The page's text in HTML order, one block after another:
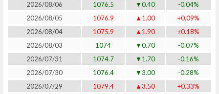
2026/08/06
1076.5 ▼0.40
-0.04%
2026/08/05
1076.9 ▲1.00
+0.09%
2026/08/04
1075.9 ▲1.90
+0.18%
2026/08/03
1074 ▼0.70
-0.07%
2026/07/31
1074.7 ▼1.70
-0.16%
2026/07/30
1076.4 ▼3.00
-0.28%
2026/07/29
1079.4 ▲3.50
+0.33%